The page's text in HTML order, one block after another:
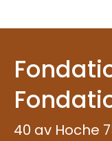
40 av Hoche